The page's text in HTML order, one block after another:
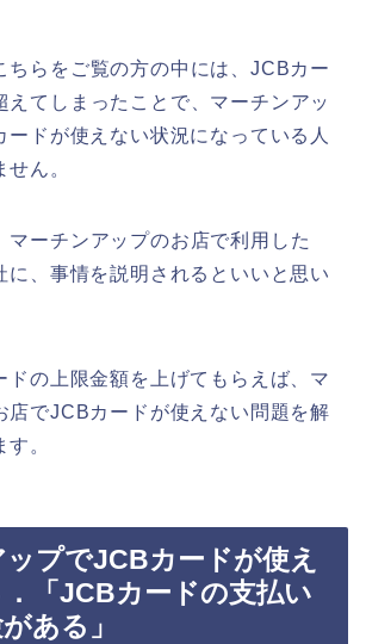
ちらをご覧の方の中には、JCBカー
えてしまったことで、マーチンアッ
ードが使えない状況になっている人
ん。
マーチンアップのお店で利用した
に、事情を説明されるといいと思い
ドの上限金額を上げてもらえば、マ
店でJCBカードが使えない問題を解
。
プでJCBカードが使え
「JCBカードの支払い
ある」